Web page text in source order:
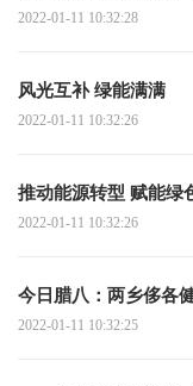
2022-01-11 10:32:28
风光互补 绿能满满
2022-01-11 10:32:26
推动能源转型 赋能绿
2022-01-11 10:32:26
今日腊八：两乡侈各
2022-01-11 10:32:25